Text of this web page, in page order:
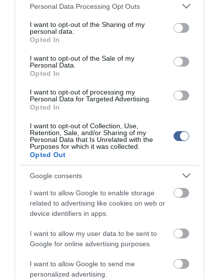
Please note that this website/app uses one or more Google
not limited to your visit or usage behaviour. You may click to
grant or deny consent to Google and its third-party tags to
use your data for below specified purposes in below Google
consent section.
Personal Data Processing Opt Outs
I want to opt-out of the Sharing of my
personal data.
Opted In
I want to opt-out of the Sale of my
Personal Data.
Opted In
I want to opt-out of processing my
Personal Data for Targeted Advertising.
Opted In
I want to opt-out of Collection, Use,
Retention, Sale, and/or Sharing of my
Personal Data that Is Unrelated with the
Purposes for which it was collected.
Opted Out
Google consents
I want to allow Google to enable storage
related to advertising like cookies on web or
device identifiers in apps.
I want to allow my user data to be sent to
Google for online advertising purposes.
I want to allow Google to send me
personalized advertising.
különböző adásait, amelyekben később születik döntés - közölte.
Bartóki-Gönczy Balázs beszélt az RTL-t egy másik műsorszáma
miatt elmarasztaló döntésről is. A médiatanács szerint a tévé egyik
reggeli műsorában a vendégként meghívott Fekete Pákót hozták
A médiatanács döntése szerint a meghívott képtelen volt az adott
helyzetben a "saját érdekei szerint dönteni", hiszen a
állampolgársági bizonyítványt, "vizsgáztatták" a műsorban, így ő
gúny tárgyává vált. Bartóki-Gönczy Balázs kiemelte, ilyen esetben
jogsérelem megtörtént-e, azt vizsgálják, hogy a médiaszolgáltató
betartotta-e az emberi méltóságra vonatkozó alapelveket.
A médiatanács tagja a Kossuth rádió Jó reggelt, Magyarország!
című műsorában azt mondta, bízik abban, hogy a felelős
médiaszolgáltatóknak nem feltétlenül a bírság mértéke lesz a
visszatartó erő, hanem jogkövető magatartásra törekszenek.
tükrözik. A szerkesztőség mindössze a hírek publikációjával foglalkozik, a
kommenteket nem tudja befolyásolni - azok az olvasók személyes véleményét
tartalmazzák.
Kérjük, kulturáltan, mások személyiségi jogainak és jó hírnevének tiszteletben